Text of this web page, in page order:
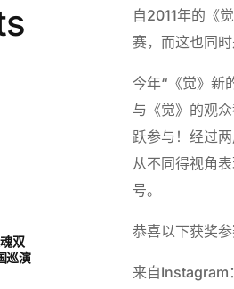
自2011年的《
赛，而这也同
今年“《觉》新
与《觉》的观
跃参与！经过
从不同得视角
号。
恭喜以下获奖
来自Instagram：
双
巡演